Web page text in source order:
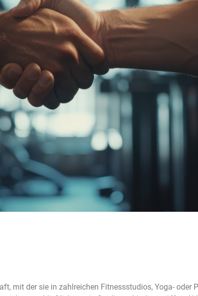
mit der sie in zahlreichen Fitnessstudios, Yoga- oder